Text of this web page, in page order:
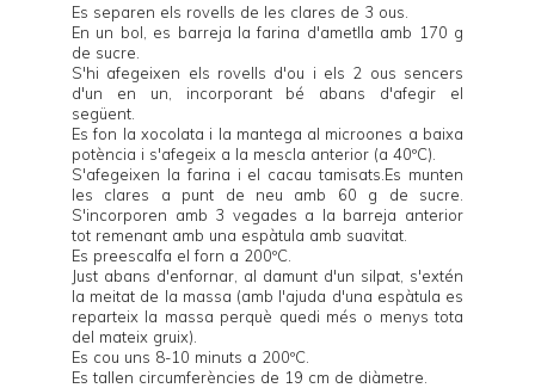
Es separen els rovells de les clares de 3 ous.
En un bol, es barreja la farina d'ametlla amb 170 g
de sucre.
S'hi afegeixen els rovells d'ou i els 2 ous sencers
d'un en un, incorporant bé abans d'afegir el
següent.
Es fon la xocolata i la mantega al microones a baixa
potència i s'afegeix a la mescla anterior (a 40ºC).
S'afegeixen la farina i el cacau tamisats.Es munten
les clares a punt de neu amb 60 g de sucre.
S'incorporen amb 3 vegades a la barreja anterior
tot remenant amb una espàtula amb suavitat.
Es preescalfa el forn a 200ºC.
Just abans d'enfornar, al damunt d'un silpat, s'extén
la meitat de la massa (amb l'ajuda d'una espàtula es
reparteix la massa perquè quedi més o menys tota
del mateix gruix).
Es cou uns 8-10 minuts a 200ºC.
Es tallen circumferències de 19 cm de diàmetre.